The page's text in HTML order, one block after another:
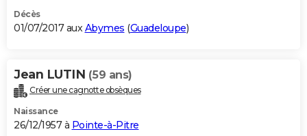
Décès
01/07/2017 auxAbymes (Guadeloupe)
Jean LUTIN (59 ans)
Créer une cagnotte obsèques
Naissance
26/12/1957 à Pointe-à-Pitre